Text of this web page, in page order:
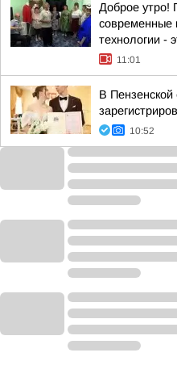
Доброе утро!
современные
технологии -
11:01
В Пензенской
10:52